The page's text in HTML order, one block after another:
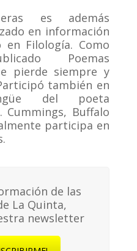
es además
en información
Filología. Como
Poemas
pierde siempre y
también en
del poeta
Cummings, Buffalo
participa en
de las
La Quinta,
newsletter